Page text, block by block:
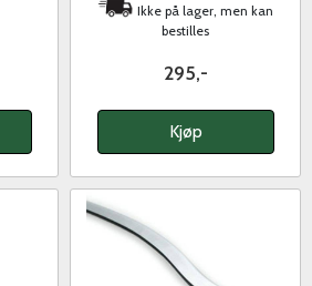
Ikke på lager, men kan
bestilles
295,-
Kjøp